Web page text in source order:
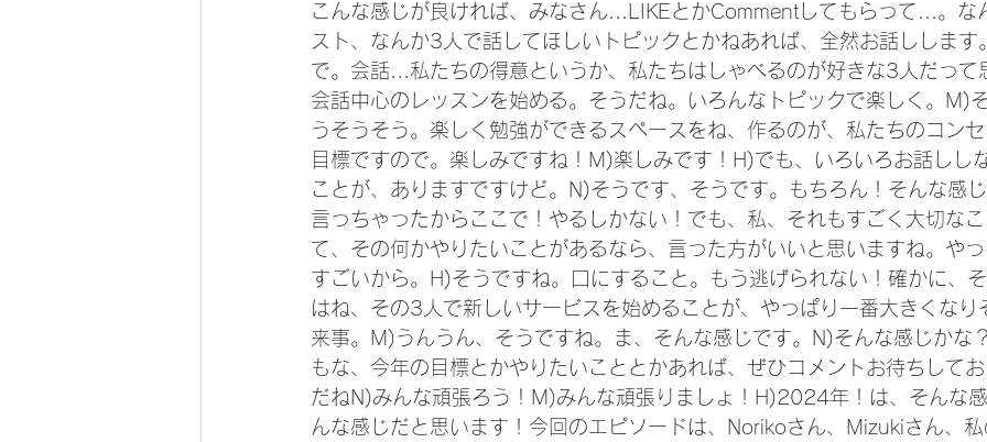
こんな感じが良ければ、みなさん...LIKEとかCommentしてもらって...。な
スト、なんか3人で話してほしいトピックとかねあれば、全然お話しします
で。会話...私たちの得意というか、私たちはしゃべるのが好きな3人だって
会話中心のレッスンを始める。そうだね。いろんなトピックで楽しく。M)
うそうそう。楽しく勉強ができるスペースをね、作るのが、私たちのコン
目標ですので。楽しみですね！M)楽しみです！H)でも、いろいろお話しし
ことが、ありますですけど。N)そうです、そうです。もちろん！そんな感
言っちゃったからここで！やるしかない！でも、私、それもすごく大切な
て、その何かやりたいことがあるなら、言った方がいいと思いますね。や
すごいから。H)そうですね。口にすること。もう逃げられない！確かに、
はね、その3人で新しいサービスを始めることが、やっぱり一番大きくなり
来事。M)うんうん、そうですね。ま、そんな感じです。N)そんな感じかな
もな、今年の目標とかやりたいこととかあれば、ぜひコメントお待ちして
だねN)みんな頑張ろう！M)みんな頑張りましょ！H)2024年！は、そんな
んな感じだと思います！今回のエピソードは、Norikoさん、Mizukiさん、